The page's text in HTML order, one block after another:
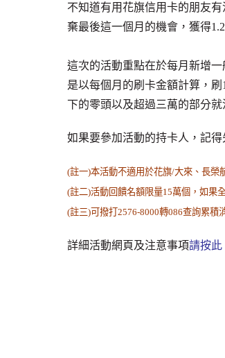
不知道有用花旗信用卡的朋友
棄最後這一個月的機會，獲得
這次的活動重點在於每月新增一
是以每個月的刷卡金額計算，刷
下的零頭以及超過三萬的部分
如果要參加活動的持卡人，記得
(註一)本活動不適用於花旗/大來、長榮
(註二)活動回饋名額限量15萬個，如果
(註三)可撥打2576-8000轉086查詢累積
詳細活動網頁及注意事項請按此